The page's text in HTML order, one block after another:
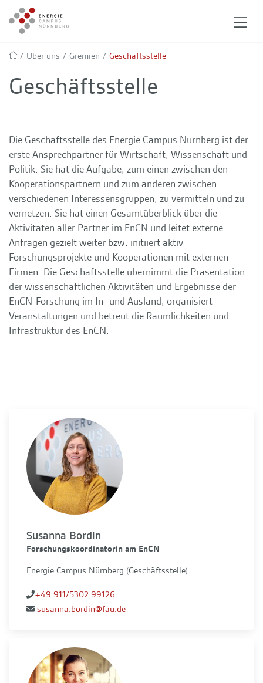
/ Über uns / Gremien / Geschäftsstelle
Geschäftsstelle
Die Geschäftsstelle des Energie Campus Nürnberg ist der
erste Ansprechpartner für Wirtschaft, Wissenschaft und
Politik. Sie hat die Aufgabe, zum einen zwischen den
Kooperationspartnern und zum anderen zwischen
verschiedenen Interessensgruppen, zu vermitteln und zu
vernetzen. Sie hat einen Gesamtüberblick über die
Aktivitäten aller Partner im EnCN und leitet externe
Anfragen gezielt weiter bzw. initiiert aktiv
Forschungsprojekte und Kooperationen mit externen
Firmen. Die Geschäftsstelle übernimmt die Präsentation
der wissenschaftlichen Aktivitäten und Ergebnisse der
EnCN-Forschung im In- und Ausland, organisiert
Veranstaltungen und betreut die Räumlichkeiten und
Infrastruktur des EnCN.
Susanna Bordin
Forschungskoordinatorin am EnCN
Energie Campus Nürnberg (Geschäftsstelle)
+49 911/5302 99126
susanna.bordin@fau.de